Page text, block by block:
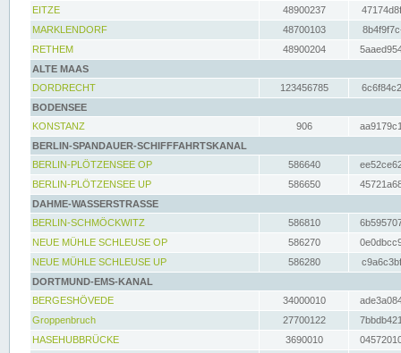
EITZE
48900237
MARKLENDORF
48700103
RETHEM
48900204
ALTE MAAS
DORDRECHT
123456785
BODENSEE
KONSTANZ
906
BERLIN-SPANDAUER-SCHIFFFAHRTSKANAL
BERLIN-PLÖTZENSEE OP
586640
BERLIN-PLÖTZENSEE UP
586650
DAHME-WASSERSTRASSE
BERLIN-SCHMÖCKWITZ
586810
NEUE MÜHLE SCHLEUSE OP
586270
NEUE MÜHLE SCHLEUSE UP
586280
DORTMUND-EMS-KANAL
BERGESHÖVEDE
34000010
Groppenbruch
27700122
HASEHUBBRÜCKE
3690010